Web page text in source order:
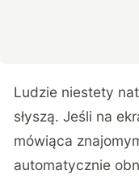
Ludzie niestety
słyszą. Jeśli na
mówiąca
automatycznie